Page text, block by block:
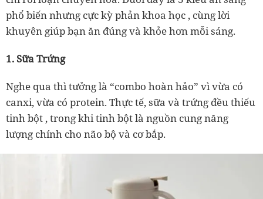
phổ biến nhưng cực kỳ phản khoa học , cùng lời
khuyên giúp bạn ăn đúng và khỏe hơn mỗi sáng.
1. Sữa Trứng
Nghe qua thì tưởng là “combo hoàn hảo” vì vừa có
canxi, vừa có protein. Thực tế,sữa và trứng đều thiếu
tinh bột , trong khi tinh bột là nguồn cung năng
lượng chính cho não bộ và cơ bắp.